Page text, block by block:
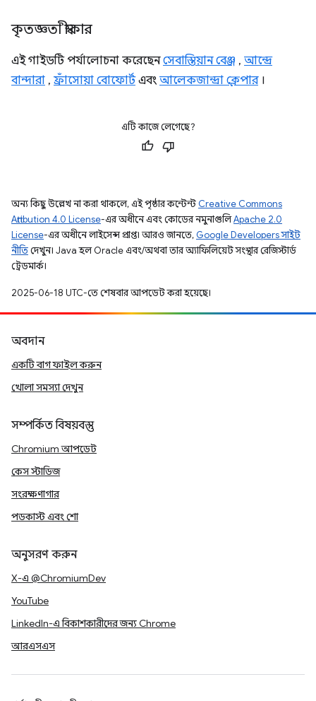
কৃতজ্ঞতা স্বীকার
এই গাইডটি পর্যালোচনা করেছেনসেবাস্তিয়ান বেঞ্জ , আন্দ্রে
বান্দারা , ফ্রাঁসোয়া বোফোর্টএবং আলেকজান্দ্রা ক্লেপার।
এটি কাজে লেগেছে?
অন্য কিছু উল্লেখ না করা থাকলে, এই পৃষ্ঠার কন্টেন্ট Creative Commons
Attribution 4.0 License-এর অধীনে এবং কোডের নমুনাগুলিApache 2.0
License-এর অধীনে লাইসেন্স প্রাপ্ত। আরও জানতে, Google Developers সাইট
নীতিদেখুন। Java হল Oracle এবং/অথবা তার অ্যাফিলিয়েট সংস্থার রেজিস্টার্ড
ট্রেডমার্ক।
2025-06-18 UTC-তে শেষবার আপডেট করা হয়েছে।
অবদান
একটি বাগ ফাইল করুন
খোলা সমস্যা দেখুন
সম্পর্কিত বিষয়বস্তু
Chromium আপডেট
কেস স্টাডিজ
সংরক্ষণাগার
পডকাস্ট এবং শো
অনুসরণ করুন
X-এ @ChromiumDev
YouTube
LinkedIn-এ বিকাশকারীদের জন্য Chrome
আরএসএস